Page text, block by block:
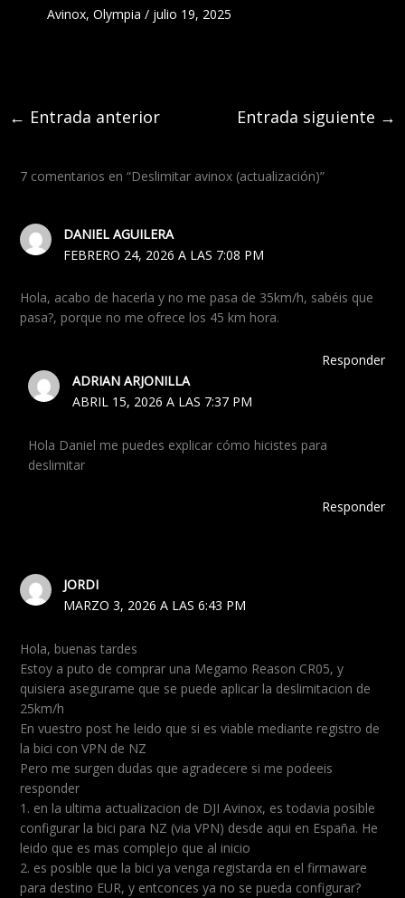
Avinox, Olympia / julio 19, 2025
← Entrada anterior Entrada siguiente →
7 comentarios en “Deslimitar avinox (actualización)”
DANIEL AGUILERA
FEBRERO 24, 2026 A LAS 7:08 PM
Hola, acabo de hacerla y no me pasa de 35km/h, sabéis que
pasa?, porque no me ofrece los 45 km hora.
Responder
ADRIAN ARJONILLA
ABRIL 15, 2026 A LAS 7:37 PM
Hola Daniel me puedes explicar cómo hicistes para
deslimitar
Responder
JORDI
MARZO 3, 2026 A LAS 6:43 PM
Hola, buenas tardes
Estoy a puto de comprar una Megamo Reason CR05, y
quisiera asegurame que se puede aplicar la deslimitacion de
25km/h
En vuestro post he leido que si es viable mediante registro de
la bici con VPN de NZ
Pero me surgen dudas que agradecere si me podeeis
responder
1. en la ultima actualizacion de DJI Avinox, es todavia posible
configurar la bici para NZ (via VPN) desde aqui en España. He
leido que es mas complejo que al inicio
2. es posible que la bici ya venga registarda en el firmaware
para destino EUR, y entconces ya no se pueda configurar?